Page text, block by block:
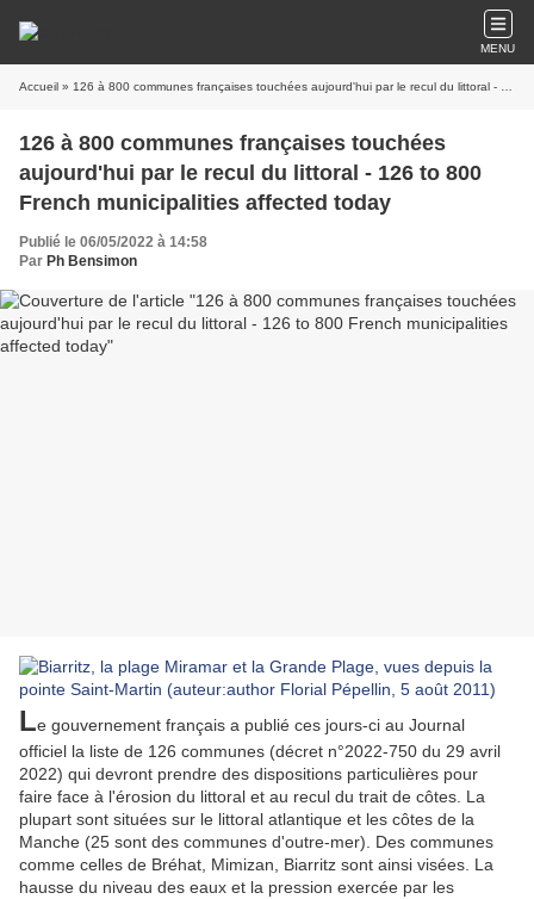
MENU
Accueil » 126 à 800 communes françaises touchées aujourd'hui par le recul du littoral - 126 to 800 French municipalities affected today
126 à 800 communes françaises touchées
aujourd'hui par le recul du littoral - 126 to 800
French municipalities affected today
Publié le 06/05/2022 à 14:58
Par Ph Bensimon
Le gouvernement français a publié ces jours-ci au Journal
officiel la liste de 126 communes (décret n°2022-750 du 29 avril
2022) qui devront prendre des dispositions particulières pour
faire face à l'érosion du littoral et au recul du trait de côtes. La
plupart sont situées sur le littoral atlantique et les côtes de la
Manche (25 sont des communes d'outre-mer). Des communes
comme celles de Bréhat, Mimizan, Biarritz sont ainsi visées. La
hausse du niveau des eaux et la pression exercée par les